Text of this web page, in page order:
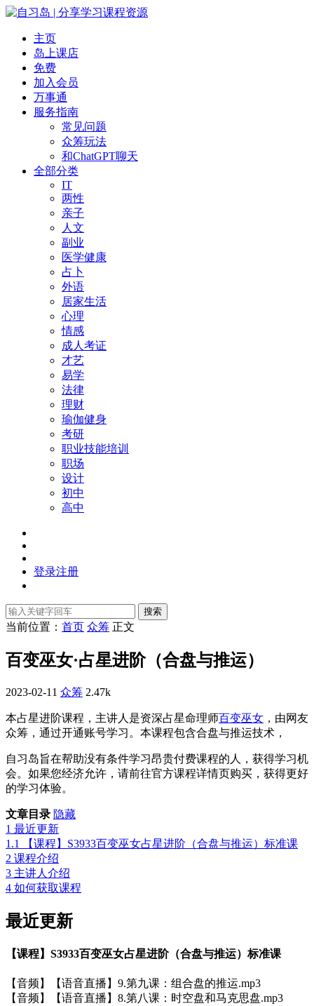
主页
岛上课店
免费
加入会员
万事通
服务指南
常见问题
众筹玩法
和ChatGPT聊天
全部分类
IT
两性
亲子
人文
副业
医学健康
占卜
外语
居家生活
心理
情感
成人考证
才艺
易学
法律
理财
瑜伽健身
考研
职业技能培训
职场
设计
初中
高中
登录注册
搜索
当前位置： 首页 众筹 正文
百变巫女·占星进阶（合盘与推运）
2023-02-11 众筹 2.47k
本占星进阶课程，主讲人是资深占星命理师百变巫女 ，由网友
众筹，通过开通账号学习。本课程包含合盘与推运技术，
自习岛旨在帮助没有条件学习昂贵付费课程的人，获得学习机
会。如果您经济允许，请前往官方课程详情页购买，获得更好
的学习体验。
文章目录 隐藏
1 最近更新
1.1
【课程】S3933百变巫女占星进阶（合盘与推运）标准课
2 课程介绍
3 主讲人介绍
4 如何获取课程
最近更新
【课程】S3933百变巫女占星进阶（合盘与推运）标准课
【音频】【语音直播】9.第九课：组合盘的推运.mp3
【音频】【语音直播】8.第八课：时空盘和马克思盘.mp3